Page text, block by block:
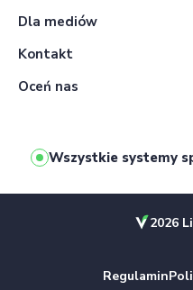
Dla mediów
Kontakt
Oceń nas
Wszystkie systemy
2026
Regulamin